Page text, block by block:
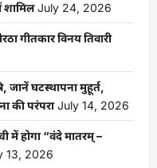
शामिल July 24, 2026
गीतकार विनय तिवारी
जानें घटस्थापना मुहूर्त,
की परंपरा July 14, 2026
में होगा “वंदे मातरम् –
13, 2026